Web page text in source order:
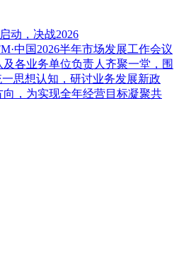
动，决战2026
中国2026半年市场发展工作会议
各业务单位负责人齐聚一堂，围
思想认知，研讨业务发展新政
，为实现全年经营目标凝聚共